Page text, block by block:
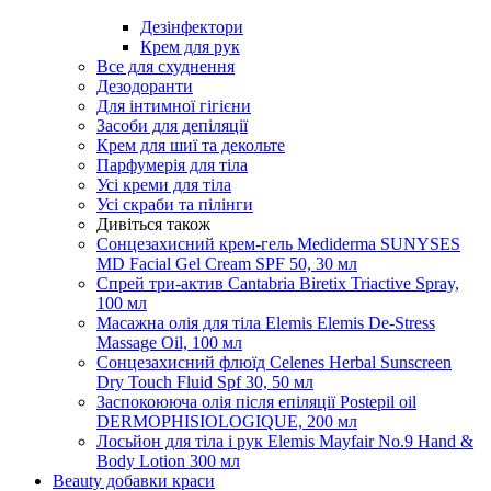
Дезінфектори
Крем для рук
Все для схуднення
Дезодоранти
Для інтимної гігієни
Засоби для депіляції
Крем для шиї та декольте
Парфумерія для тіла
Усі креми для тіла
Усі скраби та пілінги
Дивіться також
Сонцезахисний крем-гель Mediderma SUNYSES
MD Facial Gel Cream SPF 50, 30 мл
Спрей три-актив Cantabria Biretix Triactive Spray,
100 мл
Масажна олія для тіла Elemis Elemis De-Stress
Massage Oil, 100 мл
Сонцезахисний флюїд Celenes Herbal Sunscreen
Dry Touch Fluid Spf 30, 50 мл
Заспокоююча олія після епіляції Postepil oil
DERMOPHISIOLOGIQUE, 200 мл
Лосьйон для тіла і рук Elemis Mayfair No.9 Hand &
Body Lotion 300 мл
Beauty добавки краси